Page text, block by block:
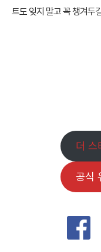
트도 잊지 말고 꼭 챙겨두
더 스
공식